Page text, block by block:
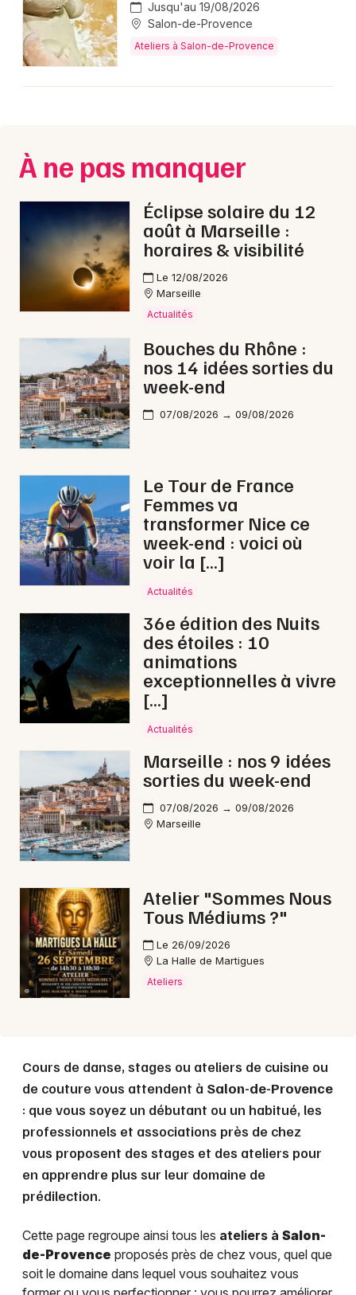
Je m'abonne
Jusqu'au 19/08/2026
Salon-de-Provence
Ateliers à Salon-de-Provence
À ne pas manquer
Éclipse solaire du 12
août à Marseille :
horaires & visibilité
Le 12/08/2026
Marseille
Actualités
Bouches du Rhône :
nos 14 idées sorties du
week-end
07/08/2026 → 09/08/2026
Le Tour de France
Femmes va
transformer Nice ce
week-end : voici où
voir la […]
Actualités
36e édition des Nuits
des étoiles : 10
animations
exceptionnelles à vivre
[…]
Actualités
Marseille : nos 9 idées
sorties du week-end
07/08/2026 → 09/08/2026
Marseille
Atelier "Sommes Nous
Tous Médiums ?"
Le 26/09/2026
La Halle de Martigues
Ateliers
Cours de danse, stages ou ateliers de cuisine ou
de couture vous attendent à Salon-de-Provence
: que vous soyez un débutant ou un habitué, les
professionnels et associations près de chez
vous proposent des stages et des ateliers pour
en apprendre plus sur leur domaine de
prédilection.
Cette page regroupe ainsi tous les ateliers à Salon-
de-Provence proposés près de chez vous, quel que
soit le domaine dans lequel vous souhaitez vous